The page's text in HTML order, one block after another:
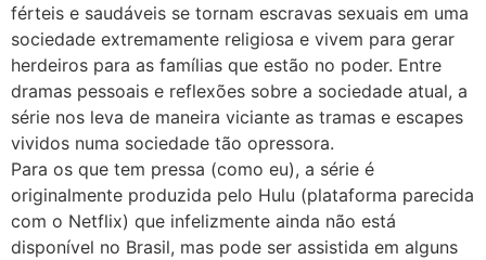
férteis e saudáveis se tornam escravas sexuais em uma
sociedade extremamente religiosa e vivem para gerar
herdeiros para as famílias que estão no poder. Entre
dramas pessoais e reflexões sobre a sociedade atual, a
série nos leva de maneira viciante as tramas e escapes
vividos numa sociedade tão opressora.
Para os que tem pressa (como eu), a série é
originalmente produzida pelo Hulu (plataforma parecida
com o Netflix) que infelizmente ainda não está
disponível no Brasil, mas pode ser assistida em alguns